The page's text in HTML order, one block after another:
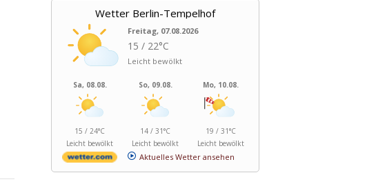
Wetter Berlin-Tempelhof
Freitag, 07.08.2026
15 / 22°C
Leicht bewölkt
Sa, 08.08.
15 / 24°C
Leicht bewölkt
So, 09.08.
14 / 31°C
Leicht bewölkt
Mo, 10.08.
19 / 31°C
Leicht bewölkt
Aktuelles Wetter ansehen